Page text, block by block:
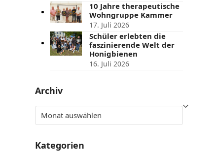
10 Jahre therapeutische
Wohngruppe Kammer
17. Juli 2026
Schüler erlebten die
faszinierende Welt der
Honigbienen
16. Juli 2026
Archiv
Archiv
Kategorien